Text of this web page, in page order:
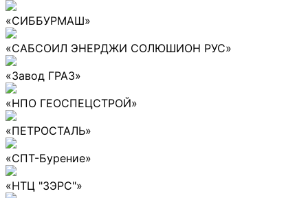
«СИББУРМАШ»
«САБСОИЛ ЭНЕРДЖИ СОЛЮШИОН РУС»
«Завод ГРАЗ»
«НПО ГЕОСПЕЦСТРОЙ»
«ПЕТРОСТАЛЬ»
«СПТ-Бурение»
«НТЦ "ЗЭРС"»